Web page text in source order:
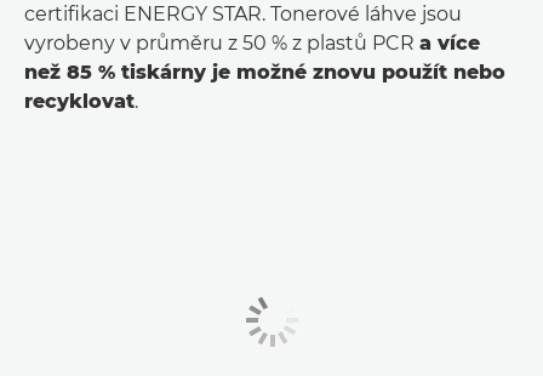
certifikaci ENERGY STAR. Tonerové láhve jsou
vyrobeny v průměru z 50 % z plastů PCR a více
než 85 % tiskárny je možné znovu použít nebo
recyklovat.